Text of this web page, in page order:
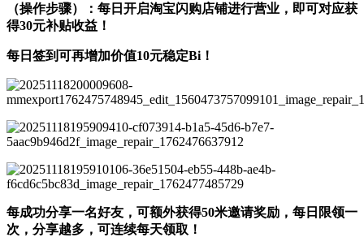
（操作步骤）：每日开启淘宝闪购店铺进行营业，即可对应获
得30元补贴收益！
每日签到可再增加价值10元稳定Bi！
每成功分享一名好友，可额外获得50米邀请奖励，每日限领一
次，分享越多，可连续每天领取！